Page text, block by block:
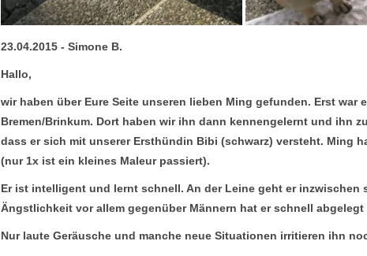
23.04.2015 - Simone B.
Hallo,
wir haben über Eure Seite unseren lieben Ming gefunden. Erst war
Bremen/Brinkum. Dort haben wir ihn dann kennengelernt und ihn
dass er sich mit unserer Ersthündin Bibi (schwarz) versteht. Ming
(nur 1x ist ein kleines Maleur passiert).
Er ist intelligent und lernt schnell. An der Leine geht er
Ängstlichkeit vor allem gegenüber Männern hat er schnell abgelegt
Nur laute Geräusche und manche neue Situationen irritieren ihn